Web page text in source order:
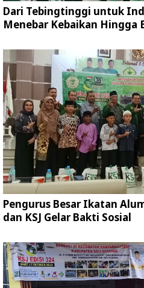
Dari Tebingtinggi untuk
Menebar Kebaikan Hingga
Pengurus Besar Ikatan
dan KSJ Gelar Bakti Sosial